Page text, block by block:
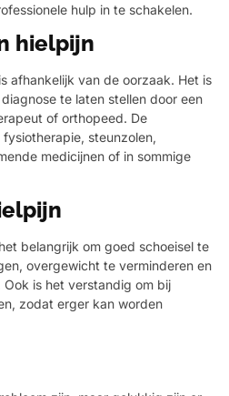
hulp in te schakelen.
hielpijn
afhankelijk van de oorzaak. Het is
te laten stellen door een
of orthopeed. De
steunzolen,
medicijnen of in sommige
belangrijk om goed schoeisel te
overgewicht te verminderen en
is het verstandig om bij
zodat erger kan worden